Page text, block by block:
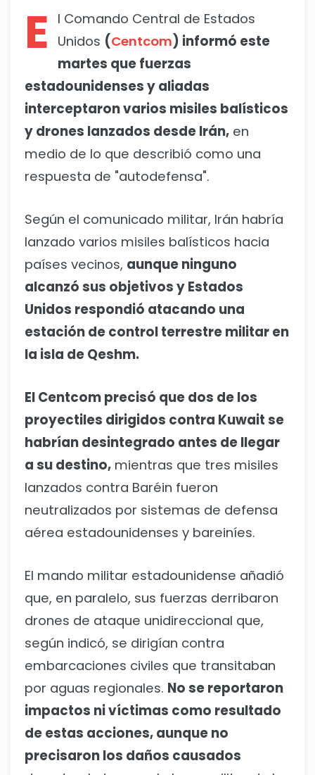
E
l Comando Central de Estados
Unidos (Centcom) informó este
martes que fuerzas
estadounidenses y aliadas
interceptaron varios misiles balísticos
y drones lanzados desde Irán, en
medio de lo que describió como una
respuesta de "autodefensa".
Según el comunicado militar, Irán habría
lanzado varios misiles balísticos hacia
países vecinos, aunque ninguno
alcanzó sus objetivos y Estados
Unidos respondió atacando una
estación de control terrestre militar en
la isla de Qeshm.
El Centcom precisó que dos de los
proyectiles dirigidos contra Kuwait se
habrían desintegrado antes de llegar
a su destino, mientras que tres misiles
lanzados contra Baréin fueron
neutralizados por sistemas de defensa
aérea estadounidenses y bareiníes.
El mando militar estadounidense añadió
que, en paralelo, sus fuerzas derribaron
drones de ataque unidireccional que,
según indicó, se dirigían contra
embarcaciones civiles que transitaban
por aguas regionales. No se reportaron
impactos ni víctimas como resultado
de estas acciones, aunque no
precisaron los daños causados